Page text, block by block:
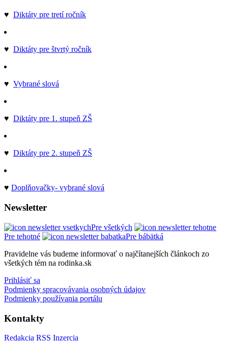
♥ Diktáty pre tretí ročník
♥ Diktáty pre štvrtý ročník
♥ Vybrané slová
♥ Diktáty pre 1. stupeň ZŠ
♥ Diktáty pre 2. stupeň ZŠ
♥ Doplňovačky- vybrané slová
Newsletter
Pre všetkých
Pre tehotné
Pre bábätká
Pravidelne vás budeme informovať o najčítanejších článkoch zo
všetkých tém na rodinka.sk
Prihlásiť sa
Podmienky spracovávania osobných údajov
Podmienky používania portálu
Kontakty
Redakcia RSS Inzercia